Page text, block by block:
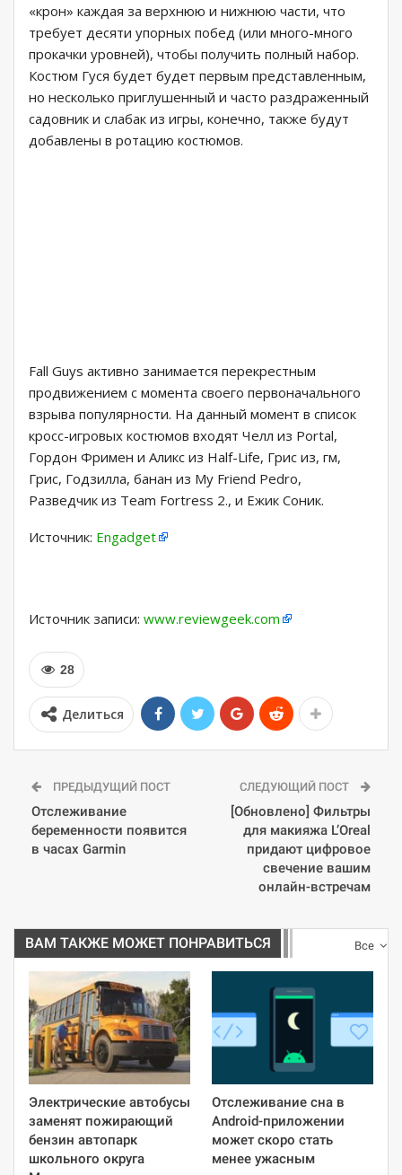
«крон» каждая за верхнюю и нижнюю части, что
требует десяти упорных побед (или много-много
прокачки уровней), чтобы получить полный набор.
Костюм Гуся будет будет первым представленным,
но несколько приглушенный и часто раздраженный
садовник и слабак из игры, конечно, также будут
добавлены в ротацию костюмов.
Fall Guys активно занимается перекрестным
продвижением с момента своего первоначального
взрыва популярности. На данный момент в список
кросс-игровых костюмов входят Челл из Portal,
Гордон Фримен и Аликс из Half-Life, Грис из, гм,
Грис, Годзилла, банан из My Friend Pedro,
Разведчик из Team Fortress 2., и Ежик Соник.
Источник: Engadget
Источник записи: www.reviewgeek.com
28
Делиться
ПРЕДЫДУЩИЙ ПОСТ
Отслеживание
беременности появится
в часах Garmin
СЛЕДУЮЩИЙ ПОСТ
[Обновлено] Фильтры
для макияжа L’Oreal
придают цифровое
свечение вашим
онлайн-встречам
Все
ВАМ ТАКЖЕ МОЖЕТ ПОНРАВИТЬСЯ
Электрические автобусы
заменят пожирающий
бензин автопарк
школьного округа
Отслеживание сна в
Android-приложении
может скоро стать
менее ужасным